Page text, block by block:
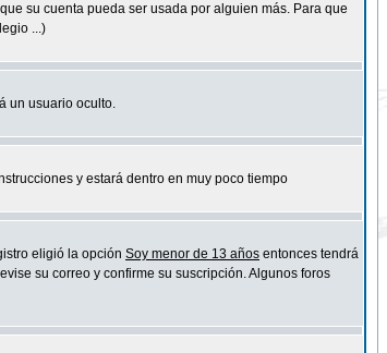
su cuenta pueda ser usada por alguien más. Para que
...)
un usuario oculto.
y estará dentro en muy poco tiempo
eligió la opción Soy menor de 13 años entonces tendrá
su correo y confirme su suscripción. Algunos foros